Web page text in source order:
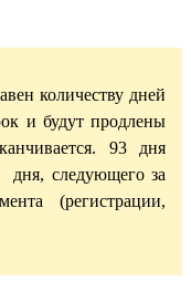
количеству дней
и будут продлены
93 дня
дня, следующего за
(регистрации,